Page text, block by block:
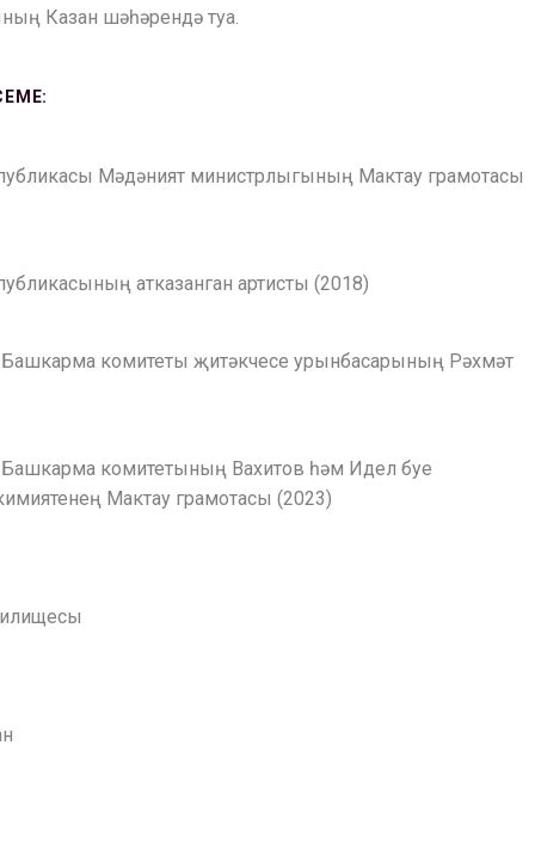
Казан шәһәрендә туа.
Мәдәният министрлыгының Мактау грамотасы
атказанган артисты (2018)
комитеты җитәкчесе урынбасарының Рәхмәт
комитетының Вахитов һәм Идел буе
Мактау грамотасы (2023)